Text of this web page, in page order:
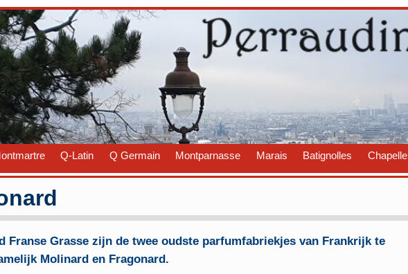
Q-Latin Q Germain Montparnasse Marais Batignolles Chapelle
Franse Grasse zijn de twee oudste parfumfabriekjes van Frankrijk te
Molinard en Fragonard.